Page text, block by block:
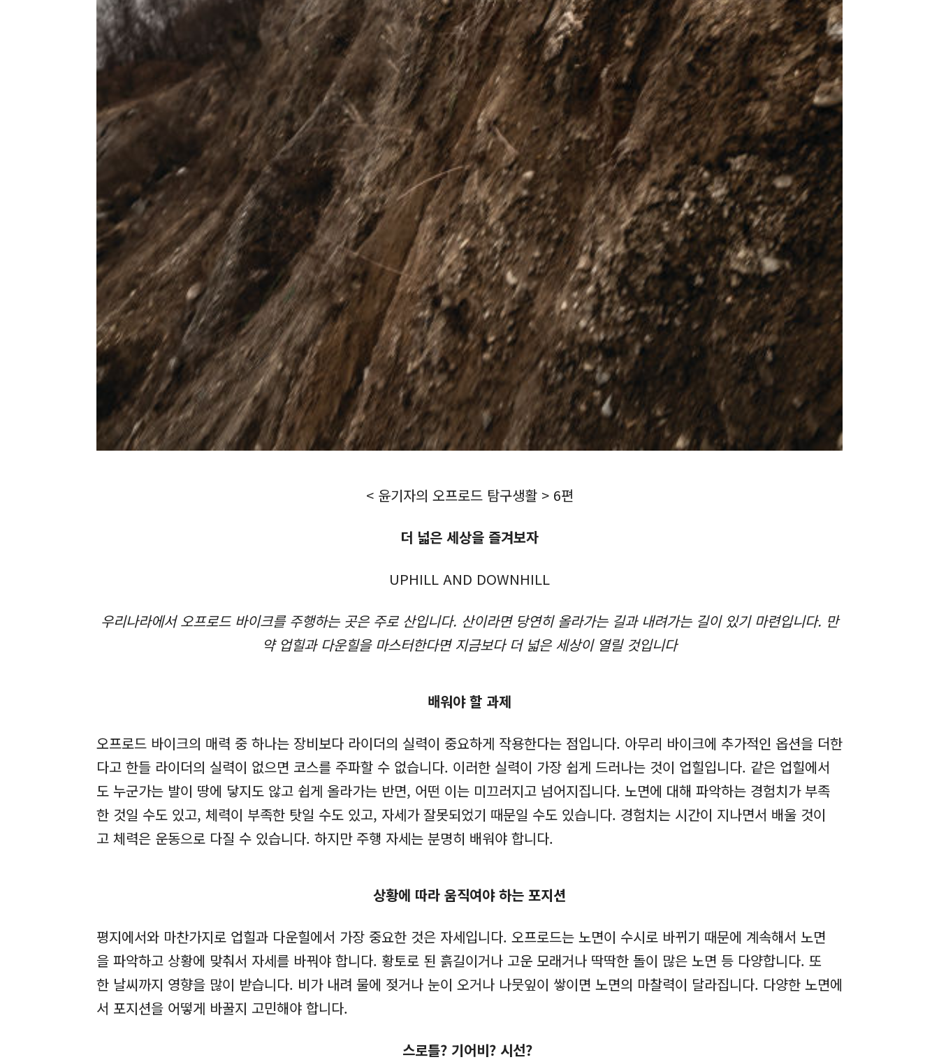
< 윤기자의 오프로드 탐구생활 > 6편
더 넓은 세상을 즐겨보자
UPHILL AND DOWNHILL
우리나라에서 오프로드 바이크를 주행하는 곳은 주로 산입니다. 산이라면 당연히 올라가는 길과 내려가는 길이 있기 마련입니다. 만
약 업힐과 다운힐을 마스터한다면 지금보다 더 넓은 세상이 열릴 것입니다
배워야 할 과제
오프로드 바이크의 매력 중 하나는 장비보다 라이더의 실력이 중요하게 작용한다는 점입니다. 아무리 바이크에 추가적인 옵션을 더한
다고 한들 라이더의 실력이 없으면 코스를 주파할 수 없습니다. 이러한 실력이 가장 쉽게 드러나는 것이 업힐입니다. 같은 업힐에서
도 누군가는 발이 땅에 닿지도 않고 쉽게 올라가는 반면, 어떤 이는 미끄러지고 넘어지집니다. 노면에 대해 파악하는 경험치가 부족
한 것일 수도 있고, 체력이 부족한 탓일 수도 있고, 자세가 잘못되었기 때문일 수도 있습니다. 경험치는 시간이 지나면서 배울 것이
고 체력은 운동으로 다질 수 있습니다. 하지만 주행 자세는 분명히 배워야 합니다.
상황에 따라 움직여야 하는 포지션
평지에서와 마찬가지로 업힐과 다운힐에서 가장 중요한 것은 자세입니다. 오프로드는 노면이 수시로 바뀌기 때문에 계속해서 노면
을 파악하고 상황에 맞춰서 자세를 바꿔야 합니다. 황토로 된 흙길이거나 고운 모래거나 딱딱한 돌이 많은 노면 등 다양합니다. 또
한 날씨까지 영향을 많이 받습니다. 비가 내려 물에 젖거나 눈이 오거나 나뭇잎이 쌓이면 노면의 마찰력이 달라집니다. 다양한 노면에
서 포지션을 어떻게 바꿀지 고민해야 합니다.
스로틀? 기어비? 시선?